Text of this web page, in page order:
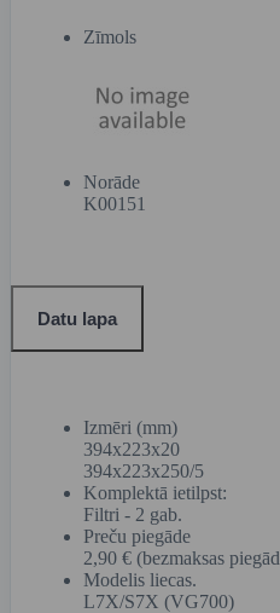
Zīmols
Norāde
K00151
Datu lapa
Izmēri (mm)
394x223x20
394x223x250/5
Komplektā ietilpst:
Filtri - 2 gab.
Preču piegāde
2,90 € (bezmaksas
Modelis liecas.
L7X/S7X (VG700)